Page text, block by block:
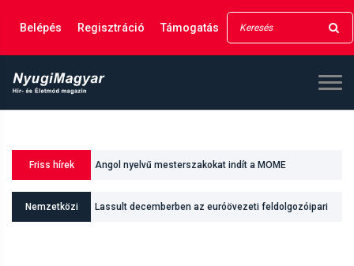
Belépés Regisztráció Támogatás
Friss hírek Angol nyelvű mesterszakokat indít a MOME
Nemzetközi Lassult decemberben az euróövezeti feldolgozóipari